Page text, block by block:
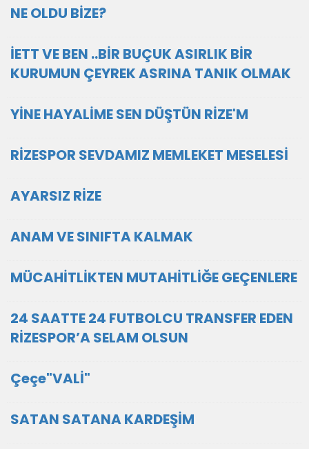
NE OLDU BİZE?
İETT VE BEN ..BİR BUÇUK ASIRLIK BİR
KURUMUN ÇEYREK ASRINA TANIK OLMAK
YİNE HAYALİME SEN DÜŞTÜN RİZE'M
RİZESPOR SEVDAMIZ MEMLEKET MESELESİ
AYARSIZ RİZE
ANAM VE SINIFTA KALMAK
MÜCAHİTLİKTEN MUTAHİTLİĞE GEÇENLERE
24 SAATTE 24 FUTBOLCU TRANSFER EDEN
RİZESPOR’A SELAM OLSUN
Çeçe"VALİ"
SATAN SATANA KARDEŞİM